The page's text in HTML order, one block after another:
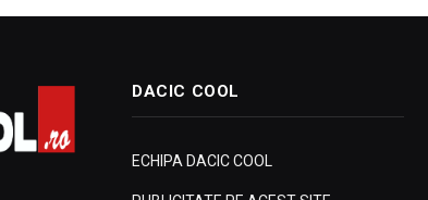
DACIC COOL
ECHIPA DACIC COOL